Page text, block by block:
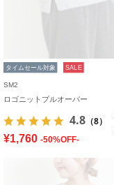
タイムセール対象 SALE
SM2
ロゴニットプルオーバー
4.8 （8）
¥1,760 -50%OFF-